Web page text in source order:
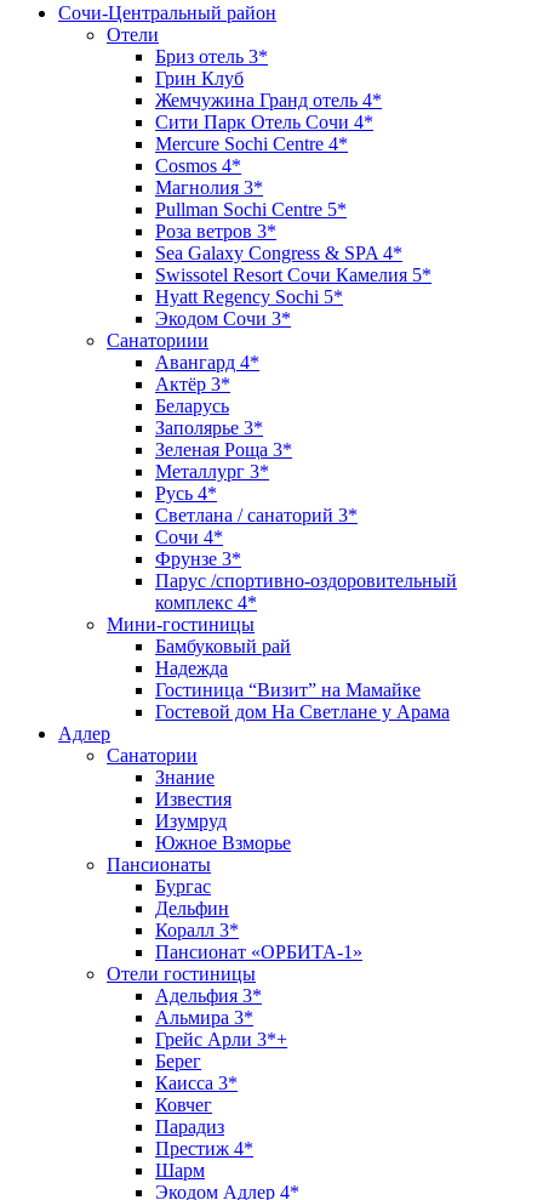
Сочи-Центральный район
Отели
Бриз отель 3*
Грин Клуб
Жемчужина Гранд отель 4*
Сити Парк Отель Сочи 4*
Mercure Sochi Centre 4*
Cosmos 4*
Магнолия 3*
Pullman Sochi Сеntre 5*
Роза ветров 3*
Sea Galaxy Congress & SPA 4*
Swissotel Resort Сочи Камелия 5*
Hyatt Regency Sochi 5*
Экодом Сочи 3*
Санаториии
Авангард 4*
Актёр 3*
Беларусь
Заполярье 3*
Зеленая Роща 3*
Металлург 3*
Русь 4*
Светлана / санаторий 3*
Сочи 4*
Фрунзе 3*
Парус /спортивно-оздоровительный
комплекс 4*
Мини-гостиницы
Бамбуковый рай
Надежда
Гостиница “Визит” на Мамайке
Гостевой дом На Светлане у Арама
Адлер
Санатории
Знание
Известия
Изумруд
Южное Взморье
Пансионаты
Бургас
Дельфин
Коралл 3*
Пансионат «ОРБИТА-1»
Отели гостиницы
Адельфия 3*
Альмира 3*
Грейс Арли 3*+
Берег
Каисса 3*
Ковчег
Парадиз
Престиж 4*
Шарм
Экодом Адлер 4*